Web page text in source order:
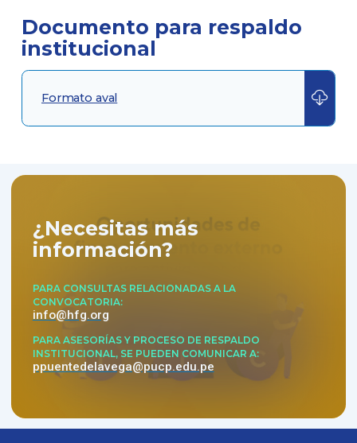
Documento para respaldo
institucional
Formato aval
¿Necesitas más
información?
PARA CONSULTAS RELACIONADAS A LA
CONVOCATORIA
info@hfg.org
PARA ASESORÍAS Y PROCESO DE RESPALDO
INSTITUCIONAL, SE PUEDEN COMUNICAR A
ppuentedelavega@pucp.edu.pe